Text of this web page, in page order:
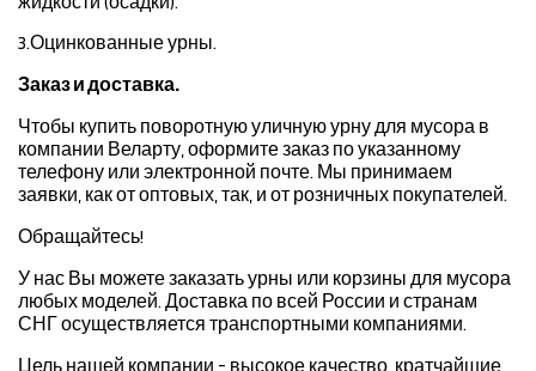
3.Оцинкованные урны.
Заказ и доставка.
Чтобы купить поворотную уличную урну для мусора в
компании Веларту, оформите заказ по указанному
телефону или электронной почте. Мы принимаем
заявки, как от оптовых, так, и от розничных покупателей.
Обращайтесь!
У нас Вы можете заказать урны или корзины для мусора
любых моделей. Доставка по всей России и странам
СНГ осуществляется транспортными компаниями.
Цель нашей компании - высокое качество, кратчайшие